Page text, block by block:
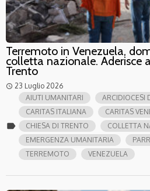
Terremoto in Venezuela,
colletta nazionale. Aderisce
Trento
access_time 23 Luglio 2026
label
AIUTI UMANITARI
ARCIDIOCESI
CARITAS ITALIANA
CARITAS
CHIESA DI TRENTO
COLLETTA
EMERGENZA UMANITARIA
TERREMOTO
VENEZUELA